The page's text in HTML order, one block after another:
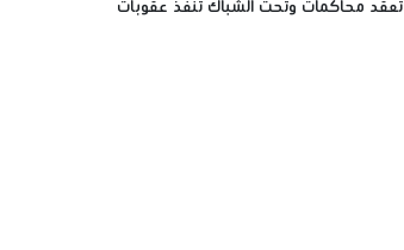
تعقد محاكمات وتحت الشباك تنفذ عقوبات